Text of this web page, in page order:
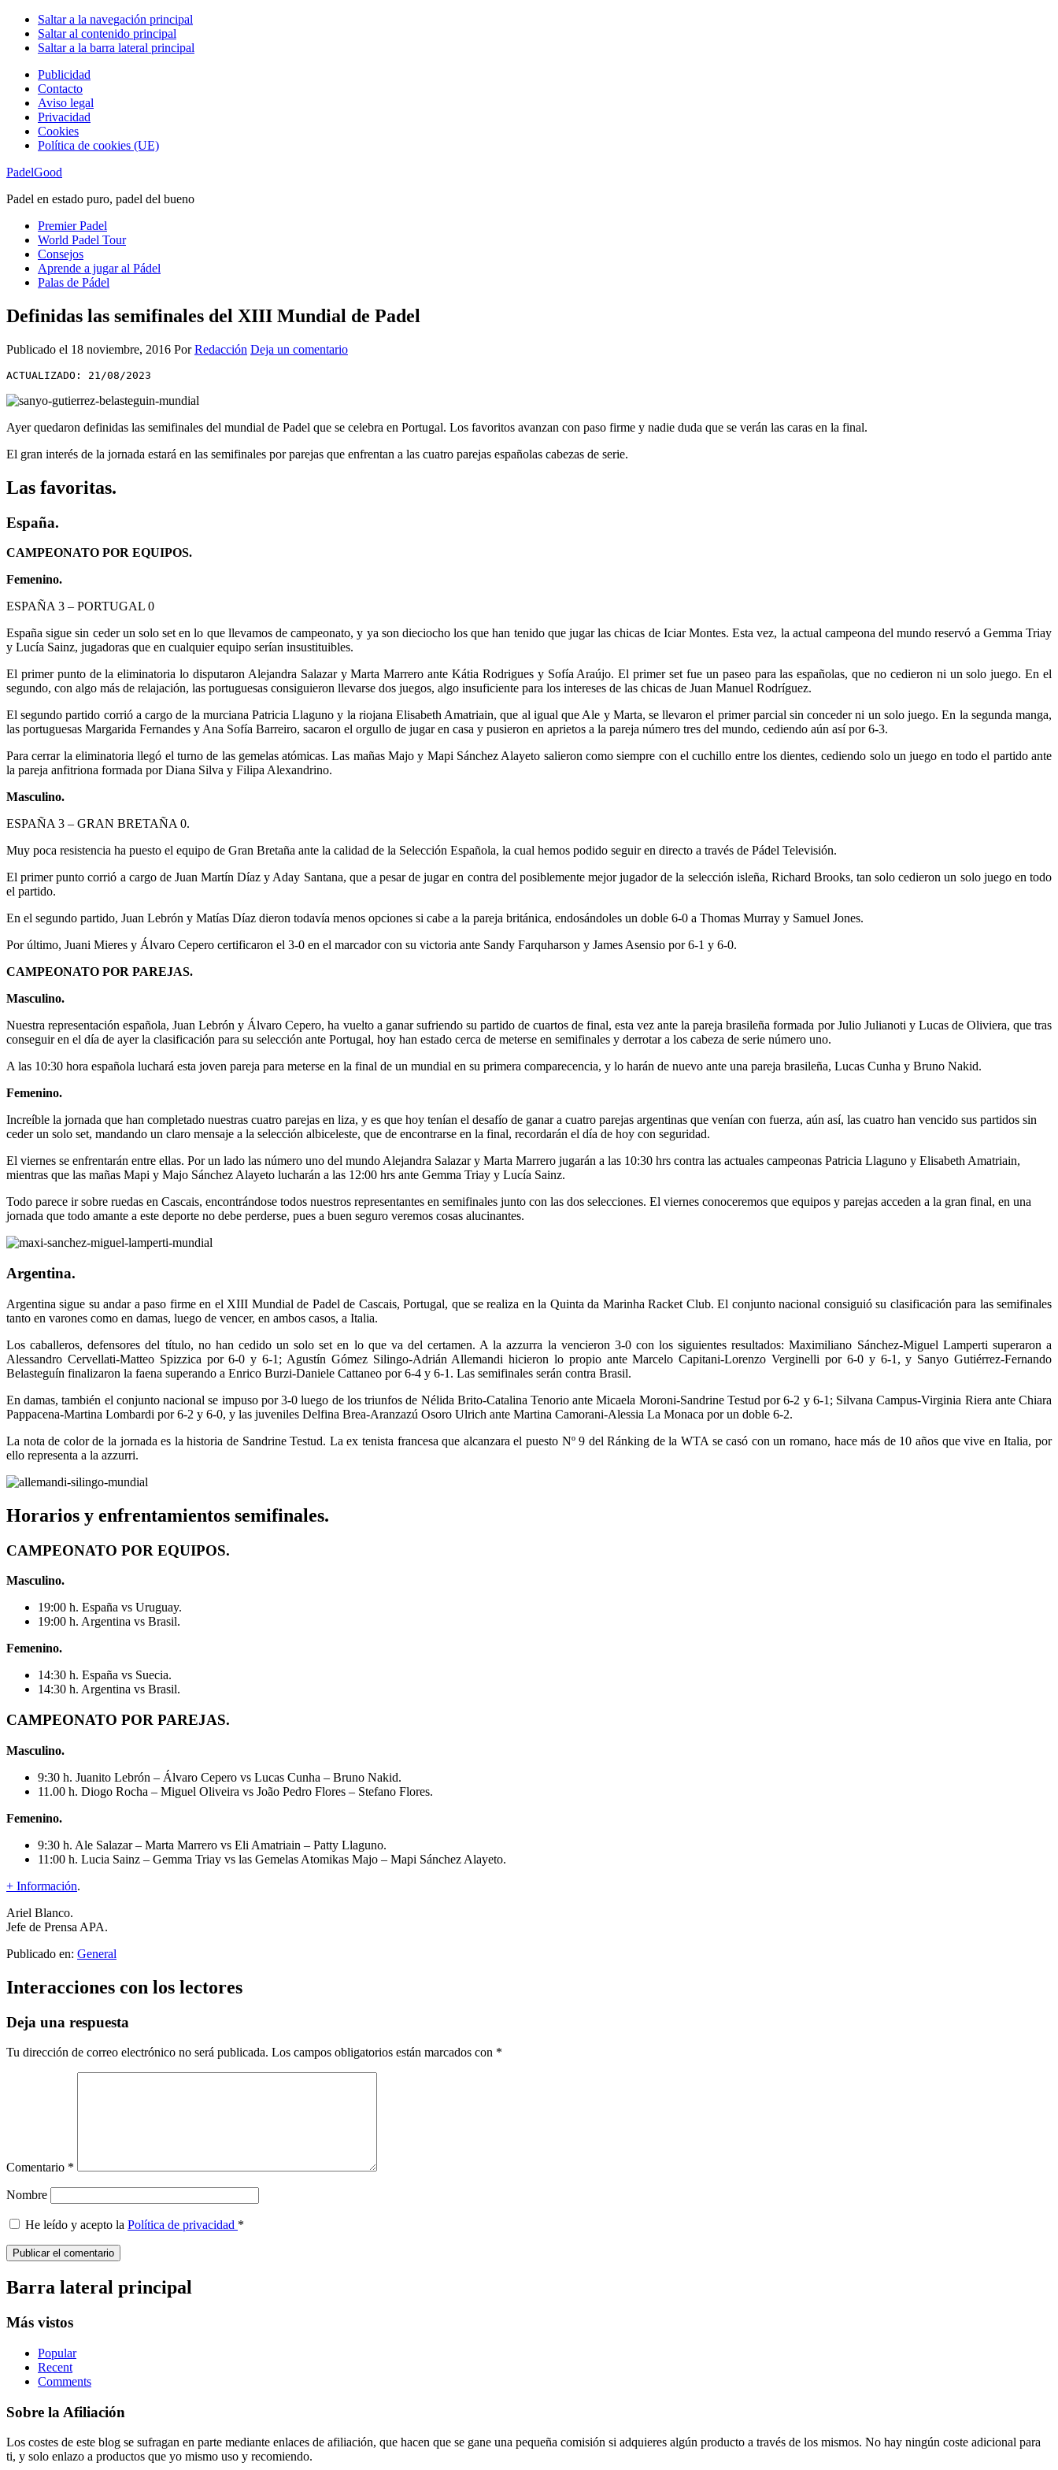
Saltar a la navegación principal
Saltar al contenido principal
Saltar a la barra lateral principal
Publicidad
Contacto
Aviso legal
Privacidad
Cookies
Política de cookies (UE)
PadelGood
Padel en estado puro, padel del bueno
Premier Padel
World Padel Tour
Consejos
Aprende a jugar al Pádel
Palas de Pádel
Definidas las semifinales del XIII Mundial de Padel
Publicado el 18 noviembre, 2016 PorRedacción Deja un comentario
ACTUALIZADO: 21/08/2023
Ayer quedaron definidas las semifinales del mundial de Padel que se celebra en Portugal. Los favoritos avanzan con paso firme y nadie duda que se verán las caras en la final.
El gran interés de la jornada estará en las semifinales por parejas que enfrentan a las cuatro parejas españolas cabezas de serie.
Las favoritas.
España.
CAMPEONATO POR EQUIPOS.
Femenino.
ESPAÑA 3 – PORTUGAL 0
España sigue sin ceder un solo set en lo que llevamos de campeonato, y ya son dieciocho los que han tenido que jugar las chicas de Iciar Montes. Esta vez, la actual campeona del mundo reservó a Gemma Triay
y Lucía Sainz, jugadoras que en cualquier equipo serían insustituibles.
El primer punto de la eliminatoria lo disputaron Alejandra Salazar y Marta Marrero ante Kátia Rodrigues y Sofía Araújo. El primer set fue un paseo para las españolas, que no cedieron ni un solo juego. En el
segundo, con algo más de relajación, las portuguesas consiguieron llevarse dos juegos, algo insuficiente para los intereses de las chicas de Juan Manuel Rodríguez.
El segundo partido corrió a cargo de la murciana Patricia Llaguno y la riojana Elisabeth Amatriain, que al igual que Ale y Marta, se llevaron el primer parcial sin conceder ni un solo juego. En la segunda manga,
las portuguesas Margarida Fernandes y Ana Sofía Barreiro, sacaron el orgullo de jugar en casa y pusieron en aprietos a la pareja número tres del mundo, cediendo aún así por 6-3.
Para cerrar la eliminatoria llegó el turno de las gemelas atómicas. Las mañas Majo y Mapi Sánchez Alayeto salieron como siempre con el cuchillo entre los dientes, cediendo solo un juego en todo el partido ante
la pareja anfitriona formada por Diana Silva y Filipa Alexandrino.
Masculino.
ESPAÑA 3 – GRAN BRETAÑA 0.
Muy poca resistencia ha puesto el equipo de Gran Bretaña ante la calidad de la Selección Española, la cual hemos podido seguir en directo a través de Pádel Televisión.
El primer punto corrió a cargo de Juan Martín Díaz y Aday Santana, que a pesar de jugar en contra del posiblemente mejor jugador de la selección isleña, Richard Brooks, tan solo cedieron un solo juego en todo
el partido.
En el segundo partido, Juan Lebrón y Matías Díaz dieron todavía menos opciones si cabe a la pareja británica, endosándoles un doble 6-0 a Thomas Murray y Samuel Jones.
Por último, Juani Mieres y Álvaro Cepero certificaron el 3-0 en el marcador con su victoria ante Sandy Farquharson y James Asensio por 6-1 y 6-0.
CAMPEONATO POR PAREJAS.
Masculino.
Nuestra representación española, Juan Lebrón y Álvaro Cepero, ha vuelto a ganar sufriendo su partido de cuartos de final, esta vez ante la pareja brasileña formada por Julio Julianoti y Lucas de Oliviera, que tras
conseguir en el día de ayer la clasificación para su selección ante Portugal, hoy han estado cerca de meterse en semifinales y derrotar a los cabeza de serie número uno.
A las 10:30 hora española luchará esta joven pareja para meterse en la final de un mundial en su primera comparecencia, y lo harán de nuevo ante una pareja brasileña, Lucas Cunha y Bruno Nakid.
Femenino.
Increíble la jornada que han completado nuestras cuatro parejas en liza, y es que hoy tenían el desafío de ganar a cuatro parejas argentinas que venían con fuerza, aún así, las cuatro han vencido sus partidos sin
ceder un solo set, mandando un claro mensaje a la selección albiceleste, que de encontrarse en la final, recordarán el día de hoy con seguridad.
El viernes se enfrentarán entre ellas. Por un lado las número uno del mundo Alejandra Salazar y Marta Marrero jugarán a las 10:30 hrs contra las actuales campeonas Patricia Llaguno y Elisabeth Amatriain,
mientras que las mañas Mapi y Majo Sánchez Alayeto lucharán a las 12:00 hrs ante Gemma Triay y Lucía Sainz.
Todo parece ir sobre ruedas en Cascais, encontrándose todos nuestros representantes en semifinales junto con las dos selecciones. El viernes conoceremos que equipos y parejas acceden a la gran final, en una
jornada que todo amante a este deporte no debe perderse, pues a buen seguro veremos cosas alucinantes.
Argentina.
Argentina sigue su andar a paso firme en el XIII Mundial de Padel de Cascais, Portugal, que se realiza en la Quinta da Marinha Racket Club. El conjunto nacional consiguió su clasificación para las semifinales
tanto en varones como en damas, luego de vencer, en ambos casos, a Italia.
Los caballeros, defensores del título, no han cedido un solo set en lo que va del certamen. A la azzurra la vencieron 3-0 con los siguientes resultados: Maximiliano Sánchez-Miguel Lamperti superaron a
Alessandro Cervellati-Matteo Spizzica por 6-0 y 6-1; Agustín Gómez Silingo-Adrián Allemandi hicieron lo propio ante Marcelo Capitani-Lorenzo Verginelli por 6-0 y 6-1, y Sanyo Gutiérrez-Fernando
Belasteguín finalizaron la faena superando a Enrico Burzi-Daniele Cattaneo por 6-4 y 6-1. Las semifinales serán contra Brasil.
En damas, también el conjunto nacional se impuso por 3-0 luego de los triunfos de Nélida Brito-Catalina Tenorio ante Micaela Moroni-Sandrine Testud por 6-2 y 6-1; Silvana Campus-Virginia Riera ante Chiara
Pappacena-Martina Lombardi por 6-2 y 6-0, y las juveniles Delfina Brea-Aranzazú Osoro Ulrich ante Martina Camorani-Alessia La Monaca por un doble 6-2.
La nota de color de la jornada es la historia de Sandrine Testud. La ex tenista francesa que alcanzara el puesto Nº 9 del Ránking de la WTA se casó con un romano, hace más de 10 años que vive en Italia, por
ello representa a la azzurri.
Horarios y enfrentamientos semifinales.
CAMPEONATO POR EQUIPOS.
Masculino.
19:00 h. España vs Uruguay.
19:00 h. Argentina vs Brasil.
Femenino.
14:30 h. España vs Suecia.
14:30 h. Argentina vs Brasil.
CAMPEONATO POR PAREJAS.
Masculino.
9:30 h. Juanito Lebrón – Álvaro Cepero vs Lucas Cunha – Bruno Nakid.
11.00 h. Diogo Rocha – Miguel Oliveira vs João Pedro Flores – Stefano Flores.
Femenino.
9:30 h. Ale Salazar – Marta Marrero vs Eli Amatriain – Patty Llaguno.
11:00 h. Lucia Sainz – Gemma Triay vs las Gemelas Atomikas Majo – Mapi Sánchez Alayeto.
+ Información.
Ariel Blanco.
Jefe de Prensa APA.
Publicado en: General
Interacciones con los lectores
Deja una respuesta
Tu dirección de correo electrónico no será publicada. Los campos obligatorios están marcados con *
Comentario *
Nombre
He leído y acepto la Política de privacidad *
Barra lateral principal
Más vistos
Popular
Recent
Comments
Sobre la Afiliación
Los costes de este blog se sufragan en parte mediante enlaces de afiliación, que hacen que se gane una pequeña comisión si adquieres algún producto a través de los mismos. No hay ningún coste adicional para
ti, y solo enlazo a productos que yo mismo uso y recomiendo.